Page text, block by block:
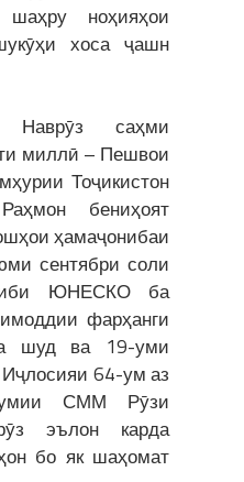
ноҳияҳои
хоса ҷашн
Наврӯз саҳми
миллӣ – Пешвои
Тоҷикистон
бениҳоят
ҳамаҷонибаи
сентябри соли
ЮНЕСКО ба
фарҳанги
шуд ва 19-уми
64-ум аз
СММ Рӯзи
эълон карда
бо як шаҳомат